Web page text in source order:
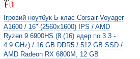
Ігровий ноутбук Б-клас Corsair Voyager
A1600 / 16" (2560x1600) IPS / AMD
Ryzen 9 6900HS (8 (16) ядер по 3.3 -
4.9 GHz) / 16 GB DDR5 / 512 GB SSD /
AMD Radeon RX 6800M, 12 GB